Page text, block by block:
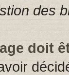
des
doit